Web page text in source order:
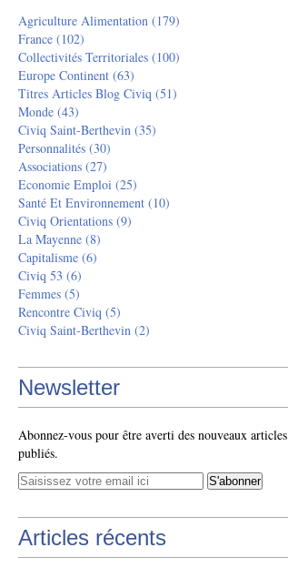
Agriculture Alimentation (179)
France (102)
Collectivités Territoriales (100)
Europe Continent (63)
Titres Articles Blog Civiq (51)
Monde (43)
Civiq Saint-Berthevin (35)
Personnalités (30)
Associations (27)
Economie Emploi (25)
Santé Et Environnement (10)
Civiq Orientations (9)
La Mayenne (8)
Capitalisme (6)
Civiq 53 (6)
Femmes (5)
Rencontre Civiq (5)
Civiq Saint-Berthevin (2)
Newsletter
Abonnez-vous pour être averti des nouveaux articles
publiés.
Articles récents